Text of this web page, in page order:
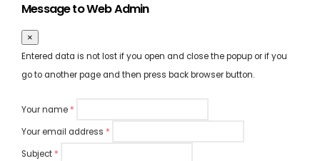
Message to Web Admin
×
Entered data is not lost if you open and close the popup or if you
go to another page and then press back browser button.
Your name *
Your email address *
Subject *